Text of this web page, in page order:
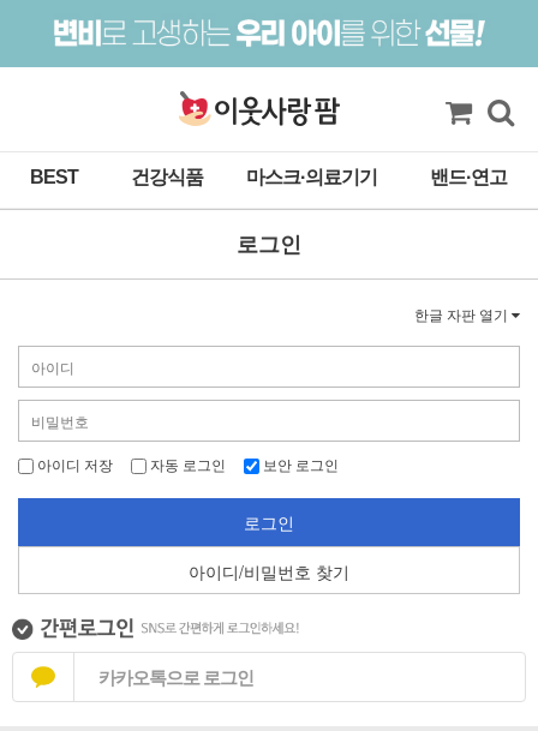
BEST 건강식품 마스크·의료기기 밴드·연고
로그인
한글 자판 열기
아이디 저장 자동 로그인 보안 로그인
로그인
아이디/비밀번호 찾기
카카오톡으로 로그인